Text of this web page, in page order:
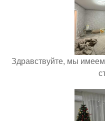
Здравствуйте, мы